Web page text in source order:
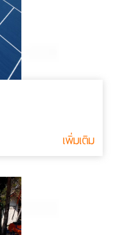
เพิ่มเติม